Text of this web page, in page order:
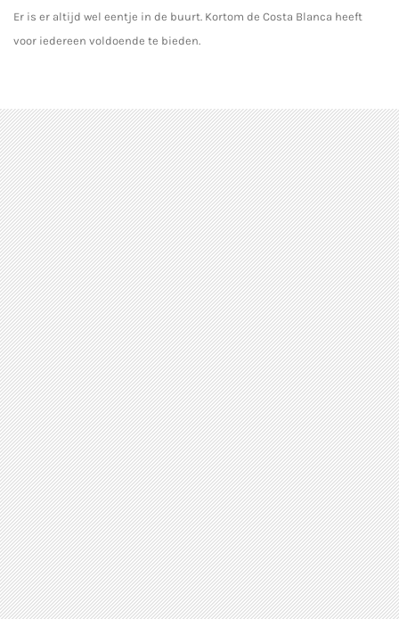
Er is er altijd wel eentje in de buurt. Kortom de Costa Blanca heeft
voor iedereen voldoende te bieden.